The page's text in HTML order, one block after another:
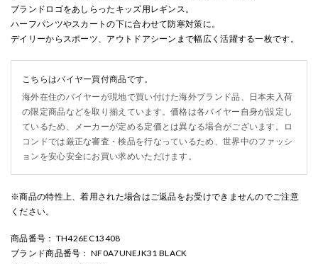
ブランドロゴをあしらったキッズ用レギンス。
ハーフパンツやスカートの下に合わせて防寒対策に。
デイリーからスポーツ、アウトドアシーンまで幅広く活躍する一枚です。
こちらはバイヤー買付商品です。
海外在住のバイヤーが現地で買い付けた海外ブランド品、日本未入荷
の限定商品などを取り揃えています。価格は各バイヤー自身が設定し
ているため、メーカーが定める定価とは異なる場合がございます。ロ
コンドでは厳正な審査・検品を行なっているため、世界中のファッシ
ョンを安心安全にお買い求めいただけます。
※商品の特性上、着用された場合はご返品をお受けできませんのでご注意
ください。
商品番号 ： TH426EC13408
ブランド商品番号 ： NF0A7UNEJK31 BLACK